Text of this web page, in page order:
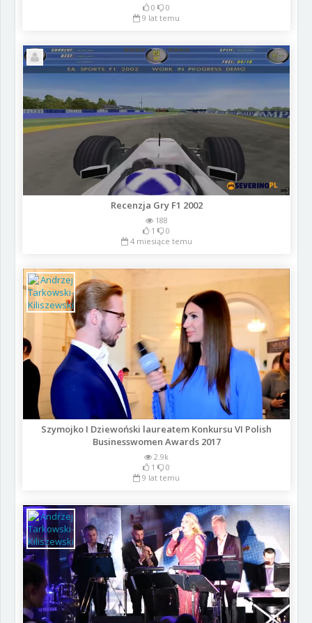
0
0
9 lat temu
Recenzja Gry F1 2002
188
1
0
4 miesiące temu
Szymojko I Dziewoński laureatem Konkursu VI Polish
Businesswomen Awards 2017
2.9k
1
0
9 lat temu